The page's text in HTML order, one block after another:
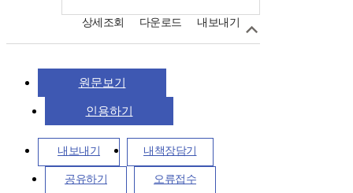
상세조회 다운로드 내보내기
원문보기
인용하기
내보내기 내책장담기
공유하기 오류접수